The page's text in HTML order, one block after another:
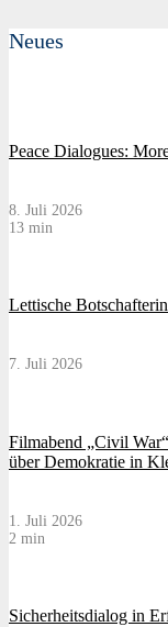
Neues
Peace Dialogues:
8. Juli 2026
13 min
Lettische
7. Juli 2026
Filmabend „Civil
über Demokratie in
1. Juli 2026
2 min
Sicherheitsdialog in